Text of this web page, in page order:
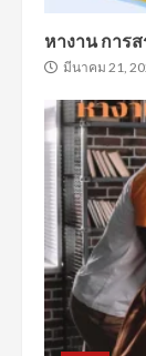
หางาน การ
มีนาคม 21,